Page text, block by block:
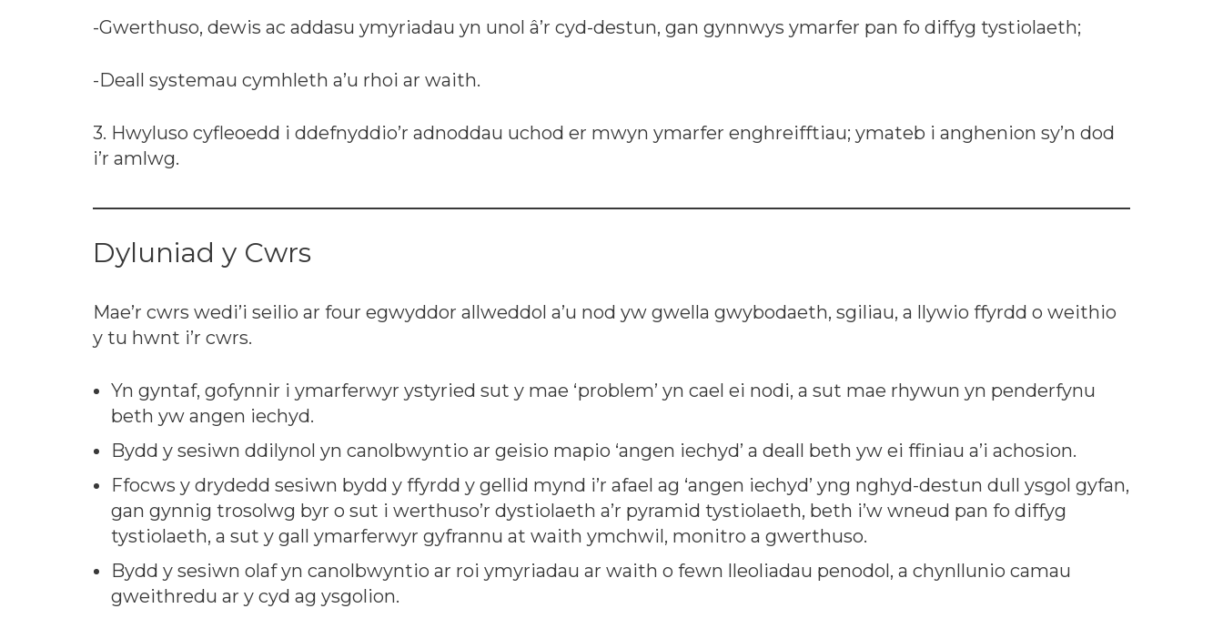
-Gwerthuso, dewis ac addasu ymyriadau yn unol â’r cyd-destun, gan gynnwys ymarfer pan fo diffyg tystiolaeth;
-Deall systemau cymhleth a’u rhoi ar waith.
3. Hwyluso cyfleoedd i ddefnyddio’r adnoddau uchod er mwyn ymarfer enghreifftiau; ymateb i anghenion sy’n dod
i’r amlwg.
Dyluniad y Cwrs
Mae’r cwrs wedi’i seilio ar four egwyddor allweddol a’u nod yw gwella gwybodaeth, sgiliau, a llywio ffyrdd o weithio
y tu hwnt i’r cwrs.
Yn gyntaf, gofynnir i ymarferwyr ystyried sut y mae ‘problem’ yn cael ei nodi, a sut mae rhywun yn penderfynu
beth yw angen iechyd.
Bydd y sesiwn ddilynol yn canolbwyntio ar geisio mapio ‘angen iechyd’ a deall beth yw ei ffiniau a’i achosion.
Ffocws y drydedd sesiwn bydd y ffyrdd y gellid mynd i’r afael ag ‘angen iechyd’ yng nghyd-destun dull ysgol gyfan,
gan gynnig trosolwg byr o sut i werthuso’r dystiolaeth a’r pyramid tystiolaeth, beth i’w wneud pan fo diffyg
tystiolaeth, a sut y gall ymarferwyr gyfrannu at waith ymchwil, monitro a gwerthuso.
Bydd y sesiwn olaf yn canolbwyntio ar roi ymyriadau ar waith o fewn lleoliadau penodol, a chynllunio camau
gweithredu ar y cyd ag ysgolion.